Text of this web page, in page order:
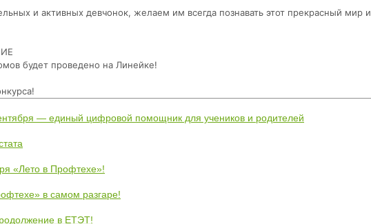
и активных девчонок, желаем им всегда познавать этот прекрасный мир и
будет проведено на Линейке!
— единый цифровой помощник для учеников и родителей
«Лето в Профтехе»!
в самом разгаре!
в ЕТЭТ!